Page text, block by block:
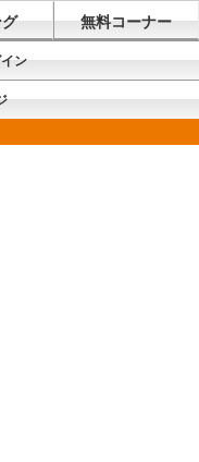
無料コーナー
ン